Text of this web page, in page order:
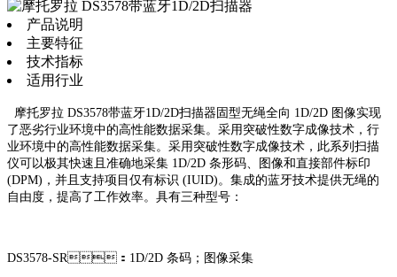
产品说明
主要特征
技术指标
适用行业
摩托罗拉 DS3578带蓝牙1D/2D扫描器固型无绳全向 1D/2D 图像实现
了恶劣行业环境中的高性能数据采集。采用突破性数字成像技术，行
业环境中的高性能数据采集。采用突破性数字成像技术，此系列扫描
仪可以极其快速且准确地采集 1D/2D 条形码、图像和直接部件标印
(DPM)，并且支持项目仅有标识 (IUID)。集成的蓝牙技术提供无绳的
自由度，提高了工作效率。具有三种型号：
DS3578-SR：1D/2D 条码；图像采集